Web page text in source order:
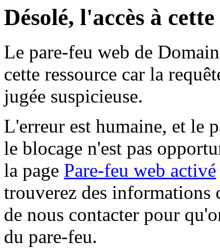
Désolé, l'accès à
Le pare-feu web de
cette ressource car la
jugée suspicieuse.
L'erreur est humaine, et le
le blocage n'est pas
la page Pare-feu web activé
trouverez des informations
de nous contacter pour
du pare-feu.